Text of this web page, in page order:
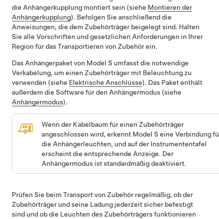
die Anhängerkupplung montiert sein (siehe Montieren der
Anhängerkupplung). Befolgen Sie anschließend die
Anweisungen, die dem Zubehörträger beigelegt sind. Halten
Sie alle Vorschriften und gesetzlichen Anforderungen in Ihrer
Region für das Transportieren von Zubehör ein.
Das Anhängerpaket von Model S umfasst die notwendige
Verkabelung, um einen Zubehörträger mit Beleuchtung zu
verwenden (siehe Elektrische Anschlüsse). Das Paket enthält
außerdem die Software für den Anhängermodus (siehe
Anhängermodus).
Wenn der Kabelbaum für einen Zubehörträger
angeschlossen wird, erkennt Model S eine Verbindung
die Anhängerleuchten, und auf der Instrumententafel
erscheint die entsprechende Anzeige. Der
Anhängermodus ist standardmäßig deaktiviert.
Prüfen Sie beim Transport von Zubehör regelmäßig, ob der
Zubehörträger und seine Ladung jederzeit sicher befestigt
sind und ob die Leuchten des Zubehörträgers funktionieren